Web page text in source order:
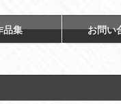
品集 お問い